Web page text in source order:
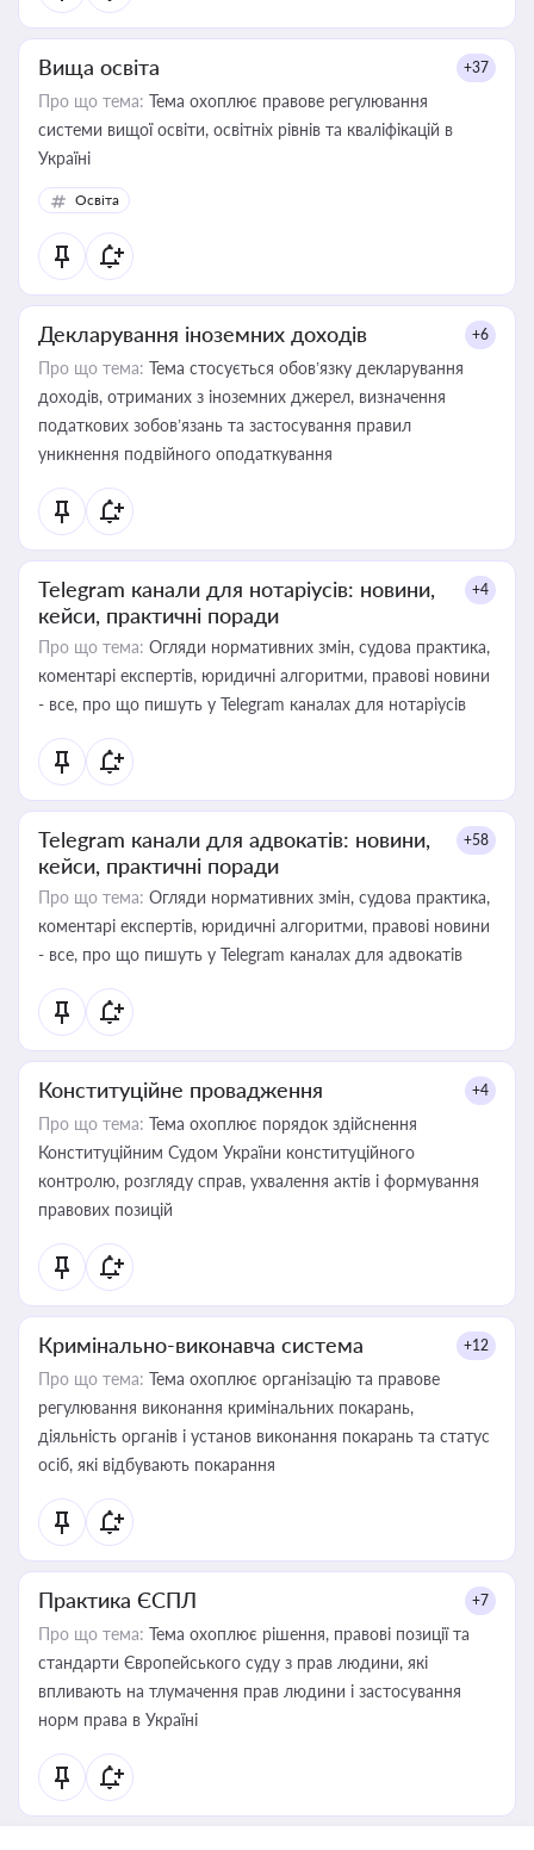
Вища освіта +37
Про що тема: Тема охоплює правове регулювання
системи вищої освіти, освітніх рівнів та кваліфікацій в
Україні
Освіта
Декларування іноземних доходів +6
Про що тема: Тема стосується обов’язку декларування
доходів, отриманих з іноземних джерел, визначення
податкових зобов’язань та застосування правил
уникнення подвійного оподаткування
Telegram канали для нотаріусів: новини,
кейси, практичні поради
+4
Про що тема: Огляди нормативних змін, судова практика,
коментарі експертів, юридичні алгоритми, правові новини
- все, про що пишуть у Telegram каналах для нотаріусів
Telegram канали для адвокатів: новини,
кейси, практичні поради
+58
Про що тема: Огляди нормативних змін, судова практика,
коментарі експертів, юридичні алгоритми, правові новини
- все, про що пишуть у Telegram каналах для адвокатів
Конституційне провадження +4
Про що тема: Тема охоплює порядок здійснення
Конституційним Судом України конституційного
контролю, розгляду справ, ухвалення актів і формування
правових позицій
Кримінально-виконавча система +12
Про що тема: Тема охоплює організацію та правове
регулювання виконання кримінальних покарань,
діяльність органів і установ виконання покарань та статус
осіб, які відбувають покарання
Практика ЄСПЛ +7
Про що тема: Тема охоплює рішення, правові позиції та
стандарти Європейського суду з прав людини, які
впливають на тлумачення прав людини і застосування
норм права в Україні